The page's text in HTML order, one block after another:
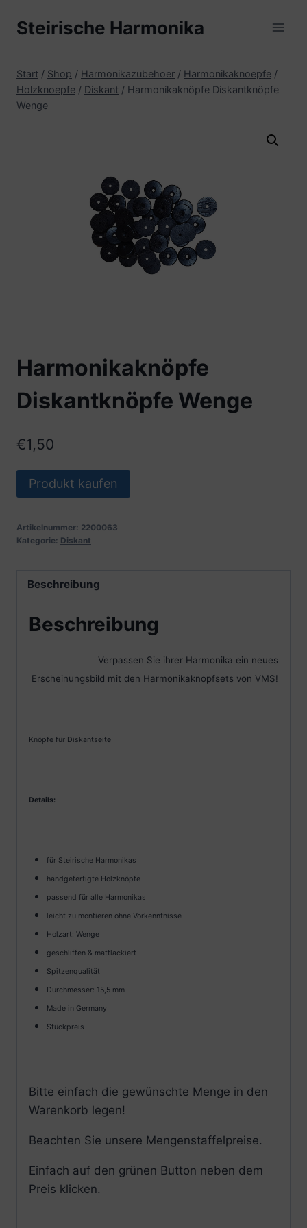
InhaltSteirische Harmonika
Start / Shop / Harmonikazubehoer / Harmonikaknoepfe /
Holzknoepfe / Diskant / Harmonikaknöpfe Diskantknöpfe
Wenge
Harmonikaknöpfe
Diskantknöpfe Wenge
€1,50
Produkt kaufen
Artikelnummer: 2200063
Kategorie: Diskant
Beschreibung
Beschreibung
Verpassen Sie ihrer Harmonika ein neues
Erscheinungsbild mit den Harmonikaknopfsets von VMS!
Knöpfe für Diskantseite
Details:
für Steirische Harmonikas
handgefertigte Holzknöpfe
passend für alle Harmonikas
leicht zu montieren ohne Vorkenntnisse
Holzart: Wenge
geschliffen & mattlackiert
Spitzenqualität
Durchmesser: 15,5 mm
Made in Germany
Stückpreis
Bitte einfach die gewünschte Menge in den
Warenkorb legen!
Beachten Sie unsere Mengenstaffelpreise.
Einfach auf den grünen Button neben dem
Preis klicken.